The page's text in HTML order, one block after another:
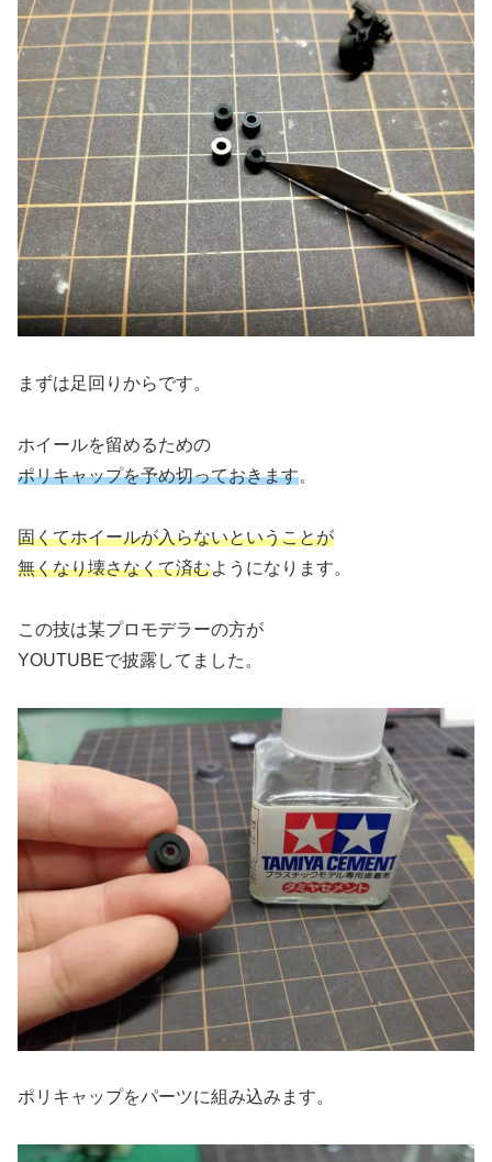
まずは足回りからです。
ホイールを留めるための
ポリキャップを予め切っておきます。
固くてホイールが入らないということが
無くなり壊さなくて済むようになります。
この技は某プロモデラーの方が
YOUTUBEで披露してました。
ポリキャップをパーツに組み込みます。